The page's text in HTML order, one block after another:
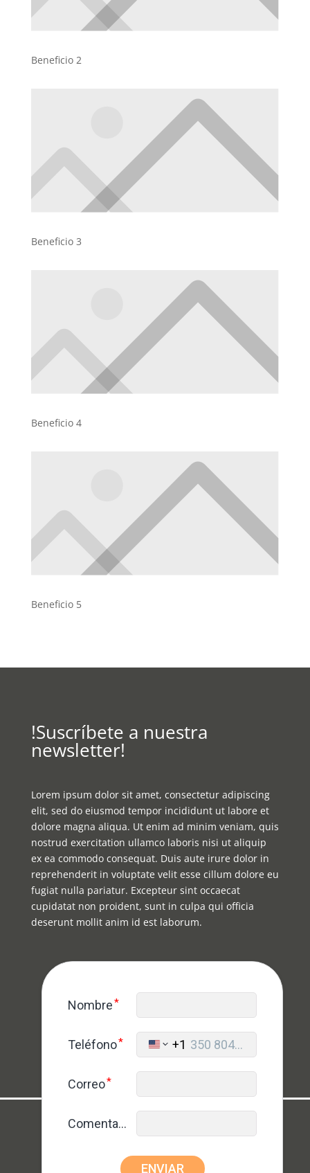
Beneficio 2
Beneficio 3
Beneficio 4
Beneficio 5
!Suscríbete a nuestra
newsletter!
Lorem ipsum dolor sit amet, consectetur adipiscing
elit, sed do eiusmod tempor incididunt ut labore et
dolore magna aliqua. Ut enim ad minim veniam, quis
nostrud exercitation ullamco laboris nisi ut aliquip
ex ea commodo consequat. Duis aute irure dolor in
reprehenderit in voluptate velit esse cillum dolore eu
fugiat nulla pariatur. Excepteur sint occaecat
cupidatat non proident, sunt in culpa qui officia
deserunt mollit anim id est laborum.